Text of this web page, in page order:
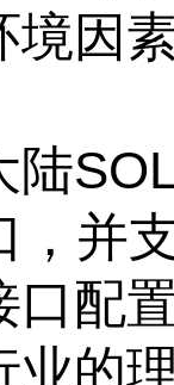
境因
陆
，并
口配
业的